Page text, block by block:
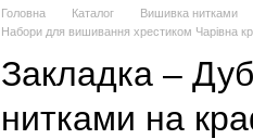
Головна Каталог Вишивка нитками
Набори для вишивання хрестиком Чарівна
Закладка –
нитками на